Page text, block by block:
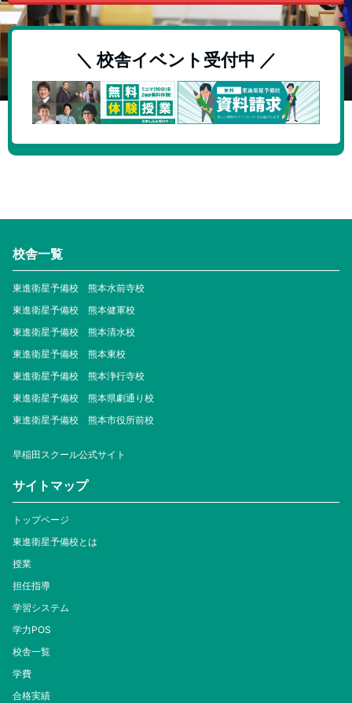
＼ 校舎イベント受付中 ／
校舎一覧
東進衛星予備校 熊本水前寺校
東進衛星予備校 熊本健軍校
東進衛星予備校 熊本清水校
東進衛星予備校 熊本東校
東進衛星予備校 熊本浄行寺校
東進衛星予備校 熊本県劇通り校
東進衛星予備校 熊本市役所前校
早稲田スクール公式サイト
サイトマップ
トップページ
東進衛星予備校とは
授業
担任指導
学習システム
学力POS
校舎一覧
学費
合格実績